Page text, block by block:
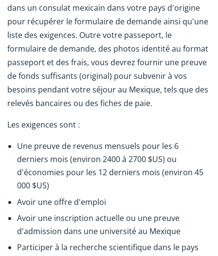
dans un consulat mexicain dans votre pays d'origine
pour récupérer le formulaire de demande ainsi qu'une
liste des exigences. Outre votre passeport, le
formulaire de demande, des photos identité au format
passeport et des frais, vous devrez fournir une preuve
de fonds suffisants (original) pour subvenir à vos
besoins pendant votre séjour au Mexique, tels que des
relevés bancaires ou des fiches de paie.
Les exigences sont :
Une preuve de revenus mensuels pour les 6
derniers mois (environ 2400 à 2700 $US) ou
d'économies pour les 12 derniers mois (environ 45
000 $US)
Avoir une offre d'emploi
Avoir une inscription actuelle ou une preuve
d'admission dans une université au Mexique
Participer à la recherche scientifique dans le pays